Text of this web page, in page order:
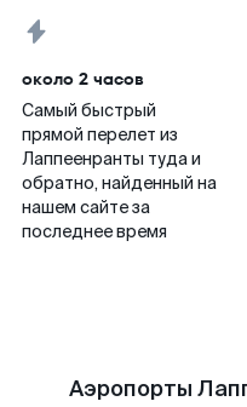
около 2 часов
Самый быстрый
прямой перелет из
Лаппеенранты туда и
обратно, найденный на
нашем сайте за
последнее время
Аэропорты